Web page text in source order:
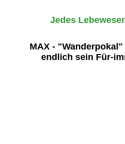
Jedes
MAX -
endlich sein Für-